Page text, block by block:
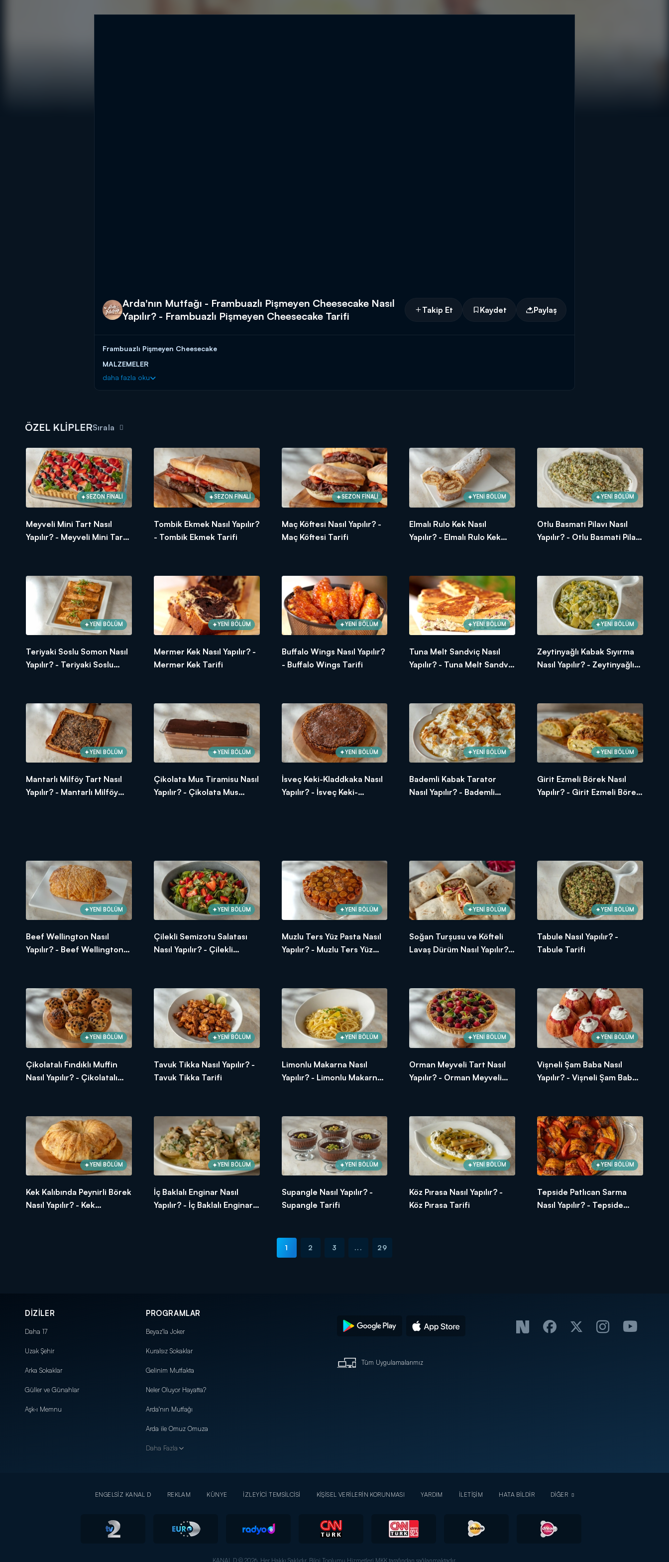
Arda'nın Mutfağı - Frambuazlı Pişmeyen Cheesecake Nasıl
Yapılır? - Frambuazlı Pişmeyen Cheesecake Tarifi
Takip Et Kaydet Paylaş
Frambuazlı Pişmeyen Cheesecake
MALZEMELER
Tabanı için;
Peynirli harç için;
5-6 yemek kaşığı pudra şekeri
1 paket vanilya
600 gr taze peynir
2 paket soğuk krema - 400 ml
Frambuaz sos için;
1/4 su bardağı toz şeker
1-2 yemek kaşığı su - katılaşırsa
daha fazla oku
ÖZEL KLİPLERSırala
SEZON FİNALİ
Meyveli Mini Tart Nasıl
Yapılır? - Meyveli Mini Tart
SEZON FİNALİ
Tombik Ekmek Nasıl Yapılır?
- Tombik Ekmek Tarifi
SEZON FİNALİ
Maç Köftesi Nasıl Yapılır? -
Maç Köftesi Tarifi
YENİ BÖLÜM
Elmalı Rulo Kek Nasıl
Yapılır? - Elmalı Rulo Kek
YENİ BÖLÜM
Otlu Basmati Pilavı Nasıl
Yapılır? - Otlu Basmati Pilavı
YENİ BÖLÜM
Teriyaki Soslu Somon Nasıl
Yapılır? - Teriyaki Soslu
YENİ BÖLÜM
Mermer Kek Nasıl Yapılır? -
Mermer Kek Tarifi
YENİ BÖLÜM
Buffalo Wings Nasıl Yapılır?
- Buffalo Wings Tarifi
YENİ BÖLÜM
Tuna Melt Sandviç Nasıl
Yapılır? - Tuna Melt Sandviç
YENİ BÖLÜM
Zeytinyağlı Kabak Sıyırma
Nasıl Yapılır? - Zeytinyağlı
YENİ BÖLÜM
Mantarlı Milföy Tart Nasıl
Yapılır? - Mantarlı Milföy
YENİ BÖLÜM
Çikolata Mus Tiramisu Nasıl
Yapılır? - Çikolata Mus
YENİ BÖLÜM
İsveç Keki-Kladdkaka Nasıl
Yapılır? - İsveç Keki-
YENİ BÖLÜM
Bademli Kabak Tarator
Nasıl Yapılır? - Bademli
YENİ BÖLÜM
Girit Ezmeli Börek Nasıl
Yapılır? - Girit Ezmeli Börek
YENİ BÖLÜM
Beef Wellington Nasıl
Yapılır? - Beef Wellington
YENİ BÖLÜM
Çilekli Semizotu Salatası
Nasıl Yapılır? - Çilekli
YENİ BÖLÜM
Muzlu Ters Yüz Pasta Nasıl
Yapılır? - Muzlu Ters Yüz
YENİ BÖLÜM
Soğan Turşusu ve Köfteli
Lavaş Dürüm Nasıl Yapılır? -
YENİ BÖLÜM
Tabule Nasıl Yapılır? -
Tabule Tarifi
YENİ BÖLÜM
Çikolatalı Fındıklı Muffin
Nasıl Yapılır? - Çikolatalı
YENİ BÖLÜM
Tavuk Tikka Nasıl Yapılır? -
Tavuk Tikka Tarifi
YENİ BÖLÜM
Limonlu Makarna Nasıl
Yapılır? - Limonlu Makarna
YENİ BÖLÜM
Orman Meyveli Tart Nasıl
Yapılır? - Orman Meyveli
YENİ BÖLÜM
Vişneli Şam Baba Nasıl
Yapılır? - Vişneli Şam Baba
YENİ BÖLÜM
Kek Kalıbında Peynirli Börek
Nasıl Yapılır? - Kek
YENİ BÖLÜM
İç Baklalı Enginar Nasıl
Yapılır? - İç Baklalı Enginar
YENİ BÖLÜM
Supangle Nasıl Yapılır? -
Supangle Tarifi
YENİ BÖLÜM
Köz Pırasa Nasıl Yapılır? -
Köz Pırasa Tarifi
YENİ BÖLÜM
Tepside Patlıcan Sarma
Nasıl Yapılır? - Tepside
1 2 3 ... 29
DİZİLER
Daha 17
Uzak Şehir
Arka Sokaklar
Güller ve Günahlar
Aşk-ı Memnu
PROGRAMLAR
Beyaz'la Joker
Kuralsız Sokaklar
Gelinim Mutfakta
Neler Oluyor Hayatta?
Arda'nın Mutfağı
Arda ile Omuz Omuza
Daha Fazla
Tüm Uygulamalarımız
ENGELSİZ KANAL D REKLAM KÜNYE İZLEYİCİ TEMSİLCİSİ KİŞİSEL VERİLERİN KORUNMASI YARDIM İLETİŞİM HATA BİLDİR DİĞER
KANAL D © 2026. Her Hakkı Saklıdır. Bilgi Toplumu Hizmetleri MKK tarafından sağlanmaktadır.